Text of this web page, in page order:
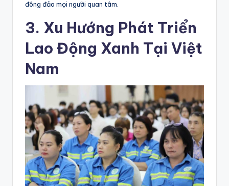
đông đảo mọi người quan tâm.
3. Xu Hướng Phát Triển
Lao Động Xanh Tại Việt
Nam